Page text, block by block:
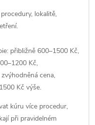
lokalitě,
přibližně 600–1500 Kč,
Kč,
cena,
Kč výše.
kúru více procedur,
při pravidelném